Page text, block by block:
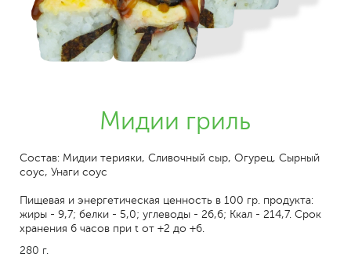
Мидии гриль
Состав: Мидии терияки, Сливочный сыр, Огурец, Сырный
соус, Унаги соус
Пищевая и энергетическая ценность в 100 гр. продукта:
жиры - 9,7; белки - 5,0; углеводы - 26,6; Ккал - 214,7. Срок
хранения 6 часов при t от +2 до +6.
280 г.